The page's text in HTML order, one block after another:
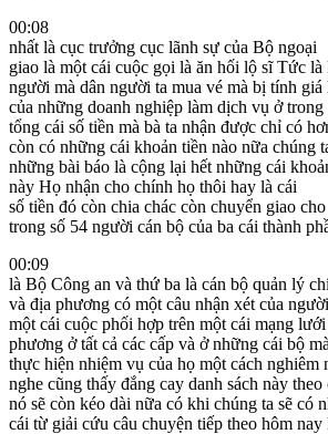
00:08
nhất là cục trưởng cục lãnh sự của Bộ ngoại
giao là một cái cuộc gọi là ăn hối lộ sĩ Tức
người mà dân người ta mua vé mà bị tính giá
của những doanh nghiệp làm dịch vụ ở
tổng cái số tiền mà bà ta nhận được chỉ có
còn có những cái khoản tiền nào nữa chúng
những bài báo là cộng lại hết những cái
này Họ nhận cho chính họ thôi hay là cái
số tiền đó còn chia chác còn chuyển giao
trong số 54 người cán bộ của ba cái thành
00:09
là Bộ Công an và thứ ba là cán bộ quản lý
và địa phương có một câu nhận xét của
một cái cuộc phối hợp trên một cái mạng
phương ở tất cả các cấp và ở những cái bộ
thực hiện nhiệm vụ của họ một cách
nghe cũng thấy đắng cay danh sách này
nó sẽ còn kéo dài nữa có khi chúng ta sẽ có
cái từ giải cứu câu chuyện tiếp theo hôm nay